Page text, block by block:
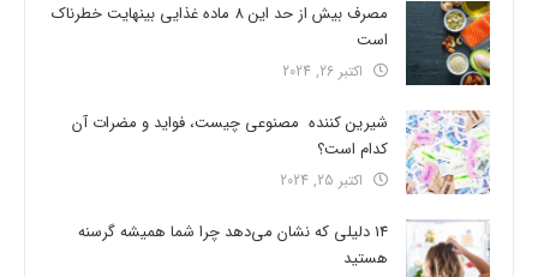
مصرف بیش از حد این 8 ماده غذایی بینهایت خطرناک
است
اکتبر 26, 2024
شیرین کننده مصنوعی چیست، فواید و مضرات آن
کدام است؟
اکتبر 25, 2024
14 دلیلی که نشان می‌دهد چرا شما همیشه گرسنه
هستید